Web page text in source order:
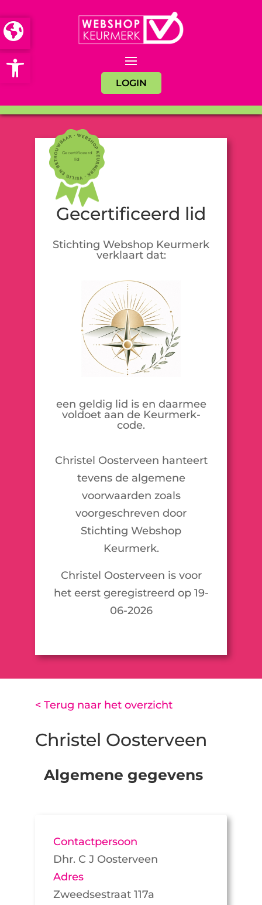
Open toolbar
LOGIN
Gecertificeerd
lid
Gecertificeerd lid
Stichting Webshop Keurmerk
verklaart dat:
een geldig lid is en daarmee
voldoet aan de Keurmerk-
code.
Christel Oosterveen hanteert
tevens de algemene
voorwaarden zoals
voorgeschreven door
Stichting Webshop
Keurmerk.
Christel Oosterveen is voor
het eerst geregistreerd op 19-
06-2026
< Terug naar het overzicht
Christel Oosterveen
Algemene gegevens
Contactpersoon
Dhr. C J Oosterveen
Adres
Zweedsestraat 117a